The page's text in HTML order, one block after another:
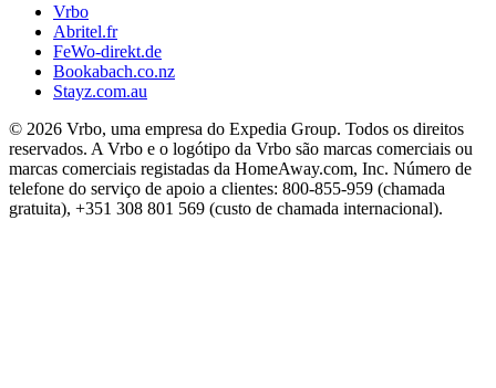
Vrbo
Abritel.fr
FeWo-direkt.de
Bookabach.co.nz
Stayz.com.au
© 2026 Vrbo, uma empresa do Expedia Group. Todos os direitos
reservados. A Vrbo e o logótipo da Vrbo são marcas comerciais ou
marcas comerciais registadas da HomeAway.com, Inc. Número de
telefone do serviço de apoio a clientes: 800-855-959 (chamada
gratuita), +351 308 801 569 (custo de chamada internacional).